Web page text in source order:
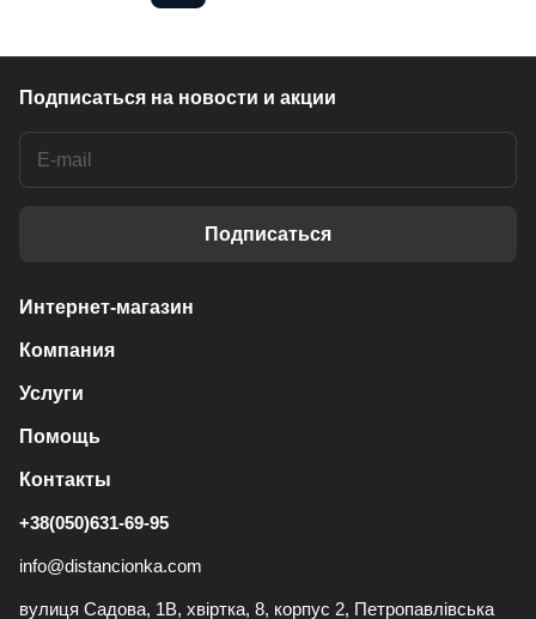
Подписаться на новости и акции
Подписаться
Интернет-магазин
Компания
Услуги
Помощь
Контакты
+38(050)631-69-95
info@distancionka.com
вулиця Садова, 1В, хвіртка, 8, корпус 2, Петропавлівська